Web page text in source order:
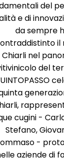
del
e di
da sempre
il
Chiarli nel
del
cugini -
Stefano,
-
aziende di